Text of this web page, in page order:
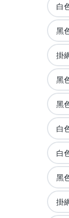
白
黑
掛
黑
黑
白
白
黑
掛